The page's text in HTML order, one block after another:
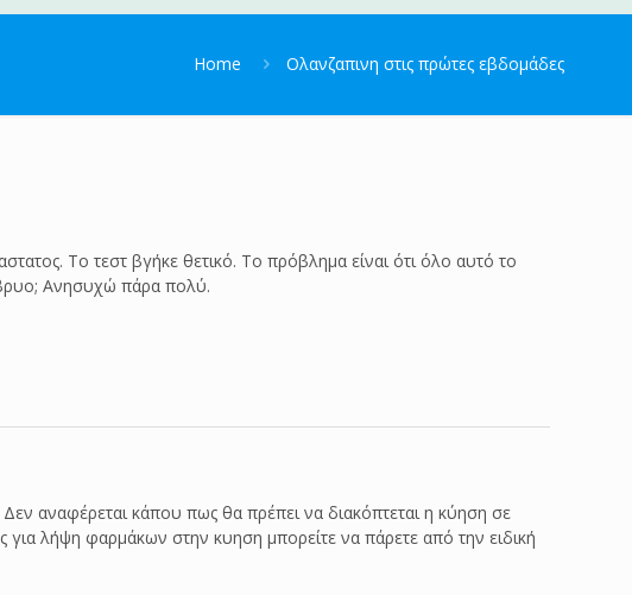
Home Ολανζαπινη στις πρώτες εβδομάδες
Το τεστ βγήκε θετικό. Το πρόβλημα είναι ότι όλο αυτό το
Ανησυχώ πάρα πολύ.
αναφέρεται κάπου πως θα πρέπει να διακόπτεται η κύηση σε
λήψη φαρμάκων στην κυηση μπορείτε να πάρετε από την ειδική